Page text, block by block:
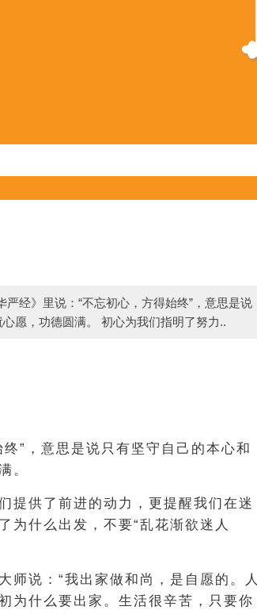
经》里说：“不忘初心，方得始终”，意思是说
愿，功德圆满。 初心为我们指明了努力..
”，意思是说只有坚守自己的本心和
。
提供了前进的动力，更提醒我们在迷
为什么出发，不要“乱花渐欲迷人
师说：“我出家做和尚，是自愿的。人
为什么要出家。生活很辛苦，只要你